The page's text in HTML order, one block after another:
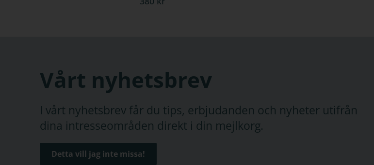
Vårt nyhetsbrev
I vårt nyhetsbrev får du tips, erbjudanden och nyheter utifrån
dina intresseområden direkt i din mejlkorg.
Detta vill jag inte missa!